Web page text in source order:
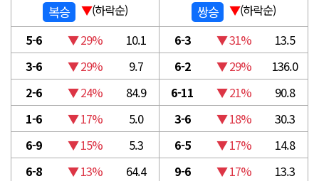
복승 ▼(하락순) 쌍승 ▼(하락순)
5-6
▼ 29% 10.1 6-3 ▼ 31%
13.5
3-6
▼ 29% 9.7 6-2 ▼ 29%
136.0
2-6
▼ 24% 84.9 6-11 ▼ 21%
90.8
1-6
▼ 17% 5.0 3-6 ▼ 18%
30.3
6-9
▼ 15% 5.3 6-5 ▼ 17%
14.8
6-8
▼ 13% 64.4 9-6 ▼ 17%
13.3